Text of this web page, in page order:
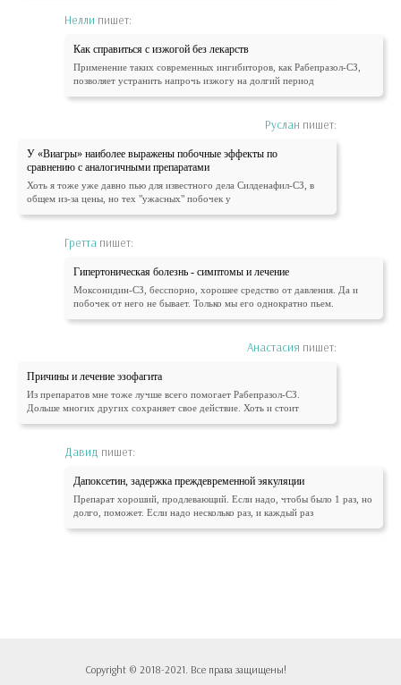
Нелли пишет:
Как справиться с изжогой без лекарств
Применение таких современных ингибиторов, как Рабепразол-СЗ,
позволяет устранить напрочь изжогу на долгий период
Руслан пишет:
У «Виагры» наиболее выражены побочные эффекты по
сравнению с аналогичными препаратами
Хоть я тоже уже давно пью для известного дела Силденафил-СЗ, в
общем из-за цены, но тех "ужасных" побочек у
Гретта пишет:
Гипертоническая болезнь - симптомы и лечение
Моксонидин-СЗ, бесспорно, хорошее средство от давления. Да и
побочек от него не бывает. Только мы его однократно пьем.
Анастасия пишет:
Причины и лечение эзофагита
Из препаратов мне тоже лучше всего помогает Рабепразол-СЗ.
Дольше многих других сохраняет свое действие. Хоть и стоит
Давид пишет:
Дапоксетин, задержка преждевременной эякуляции
Препарат хороший, продлевающий. Если надо, чтобы было 1 раз, но
долго, поможет. Если надо несколько раз, и каждый раз
Copyright © 2018-2021. Все права защищены!